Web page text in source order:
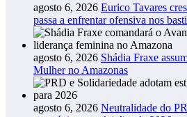
agosto 6, 2026 Eurico Tavares
passa a enfrentar ofensiva nos
agosto 6, 2026 Shádia Fraxe
Mulher no Amazonas
agosto 6, 2026 Neutralidade do